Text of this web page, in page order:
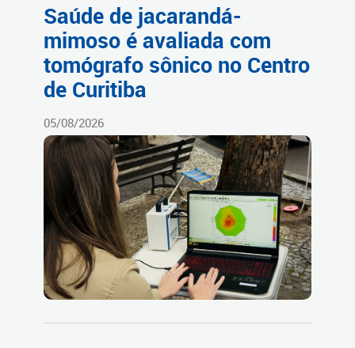
Saúde de jacarandá-
mimoso é avaliada com
tomógrafo sônico no Centro
de Curitiba
05/08/2026